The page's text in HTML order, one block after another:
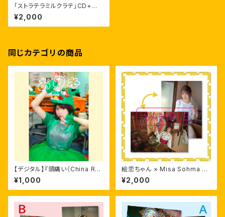
「ストラテラミルクラテ」CD+ハリ
ケンパ！しゃしん2枚セット（ンパ！
セット）
¥2,000
同じカテゴリの商品
【デジタル】『頭痛い（China Re
mix）』つきデジタル年賀状
¥1,000
絵恋ちゃん × Misa Sohma ポ
スター
¥2,000